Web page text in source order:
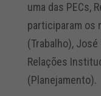
uma das PECs,
participaram os
(Trabalho),
Relações
(Planejamento).